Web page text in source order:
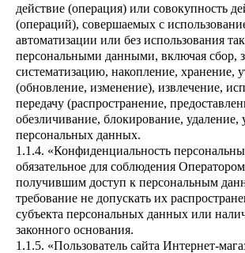
действие (операция) или совокупность
(операций), совершаемых с
автоматизации или без использования
персональными данными, включая сбор,
систематизацию, накопление, хранение,
(обновление, изменение), извлечение,
передачу (распространение,
обезличивание, блокирование,
персональных данных.
1.1.4. «Конфиденциальность
обязательное для соблюдения
получившим доступ к персональным
требование не допускать их
субъекта персональных данных или
законного основания.
1.1.5. «Пользователь сайта Интернет-